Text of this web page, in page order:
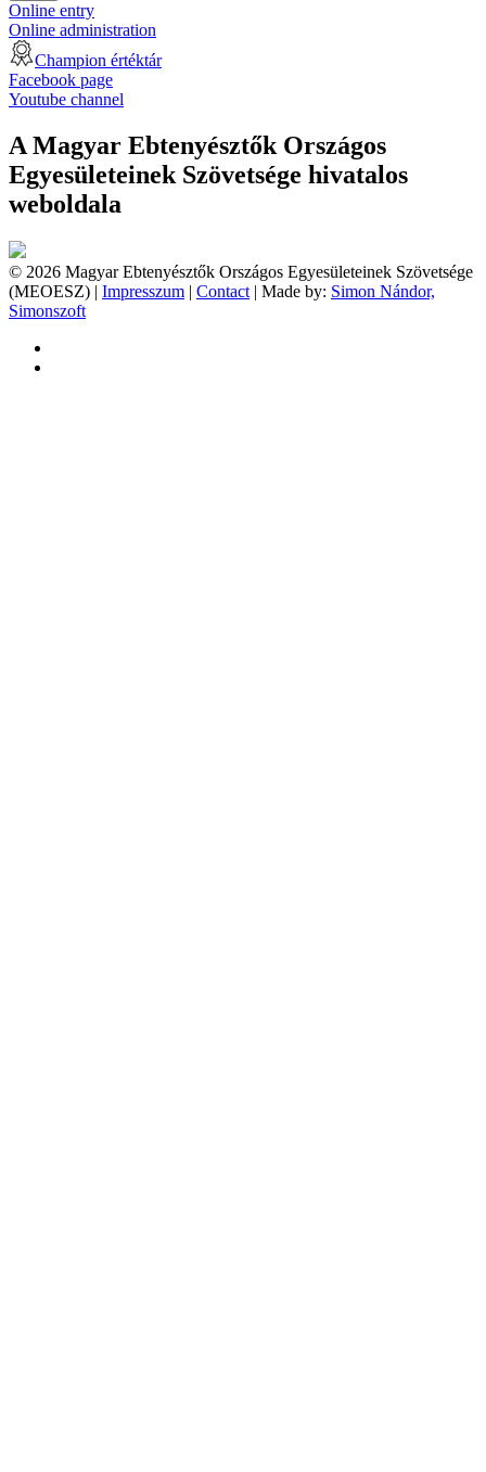
Online entry
Online administration
Champion értéktár
Facebook page
Youtube channel
A Magyar Ebtenyésztők Országos
Egyesületeinek Szövetsége hivatalos
weboldala
© 2026 Magyar Ebtenyésztők Országos Egyesületeinek Szövetsége
(MEOESZ) | Impresszum | Contact | Made by: Simon Nándor,
Simonszoft